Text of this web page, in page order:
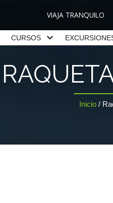
VIAJA TRANQUILO
CURSOS
Inicio /